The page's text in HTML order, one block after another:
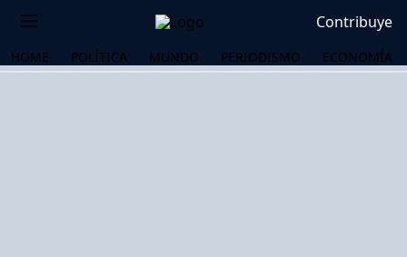
Contribuye
HOME POLÍTICA MUNDO PERIODISMO ECONOMÍA